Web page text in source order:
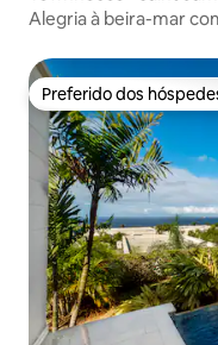
Alegria à beira-mar
Preferido dos
Preferido dos